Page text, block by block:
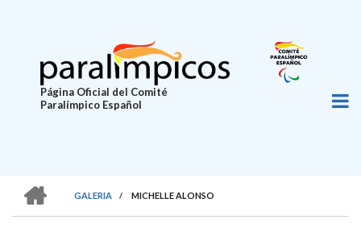
principal
Página Oficial del Comité
Paralímpico Español
SOBRESCRIBIR
GALERIA
/ MICHELLE ALONSO